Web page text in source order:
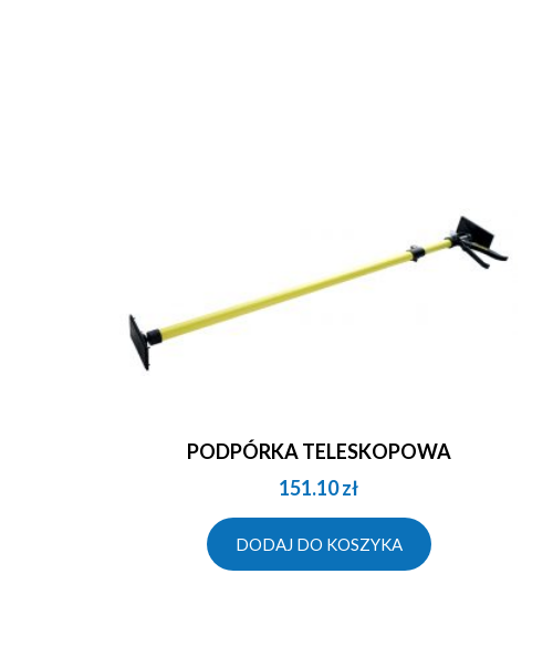
PODPÓRKA TELESKOPOWA
151.10zł
DODAJ DO KOSZYKA